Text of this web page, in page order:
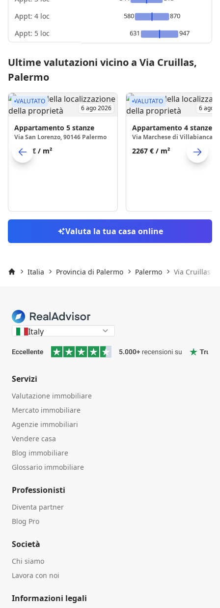
Appt: 4 loc
Appt: 5 loc
580
870
631
947
Ultime valutazioni vicino a Via Cruillas,
Palermo
VALUTATO
6 ago 2026
Appartamento 5 stanze
Via San Lorenzo, 90146 Palermo
1719 € / m²
VALUTATO
6 ago
Appartamento 4 stanze
2267 € / m²
Valuta la tua casa online
Italia Provincia di Palermo Palermo Via Cruillas
Italy
Servizi
Valutazione immobiliare
Mercato immobiliare
Agenzie immobiliari
Vendere casa
Blog immobiliare
Glossario immobiliare
Professionisti
Diventa partner
Blog Pro
Società
Chi siamo
Lavora con noi
Informazioni legali